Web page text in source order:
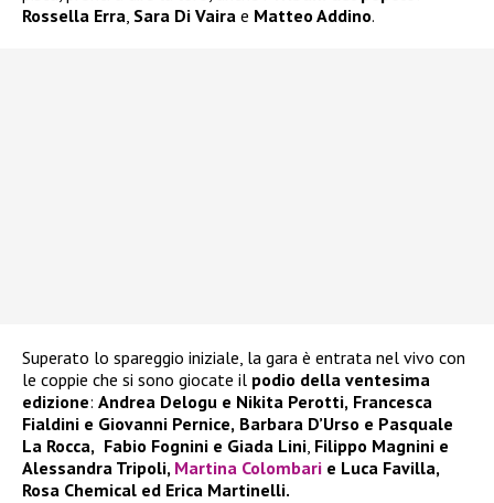
Rossella Erra, Sara Di Vaira e Matteo Addino.
Superato lo spareggio iniziale, la gara è entrata nel vivo con
le coppie che si sono giocate il podio della ventesima
edizione: Andrea Delogu e Nikita Perotti, Francesca
Fialdini e Giovanni Pernice, Barbara D’Urso e Pasquale
La Rocca, Fabio Fognini e Giada Lini, Filippo Magnini e
Alessandra Tripoli, Martina Colombari e Luca Favilla,
Rosa Chemical ed Erica Martinelli.